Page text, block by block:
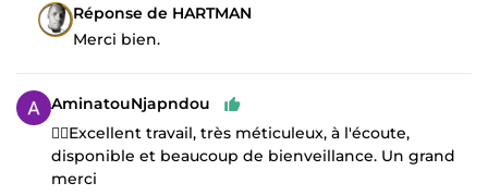
Réponse de HARTMAN
Merci bien.
AminatouNjapndou
👌🏾Excellent travail, très méticuleux, à l'écoute,
disponible et beaucoup de bienveillance. Un grand
merci